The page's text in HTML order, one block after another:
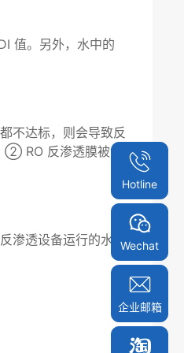
值。另外，水中的
不达标，则会导致反
② RO 反渗透膜被金
渗透设备运行的水能
Hotline
Wechat
企业邮箱